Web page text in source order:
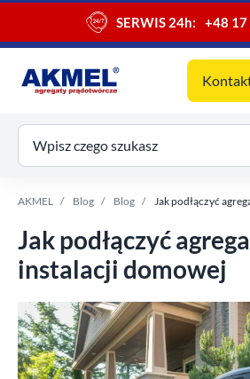
SERWIS 24h: +48
koszyk
Wpisz czego szukasz
AKMEL Blog Blog Jak podłączyć
Jak podłączyć
instalacji domowej